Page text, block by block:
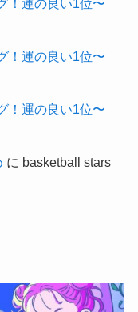
！運の良い1位〜
！運の良い1位〜
に basketball stars